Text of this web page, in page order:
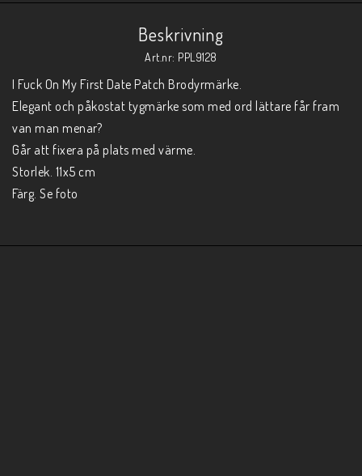
Beskrivning
Art.nr: PPL9128
I Fuck On My First Date Patch Brodyrmärke.
Elegant och påkostat tygmärke som med ord lättare får fram
van man menar?
Går att fixera på plats med värme.
Storlek. 11x5 cm
Färg. Se foto